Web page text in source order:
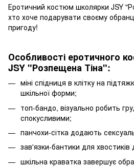
Еротичний костюм школярки JSY
хто хоче подарувати своєму
пригоду!
Особливості еротичного
JSY "Розпещена Тіна":
міні спідниця в клітку на
шкільної форми;
топ-бандо, візуально робить
спокусливими;
панчохи-сітка додають
зав'язки-бантики для
шкільна краватка завершує